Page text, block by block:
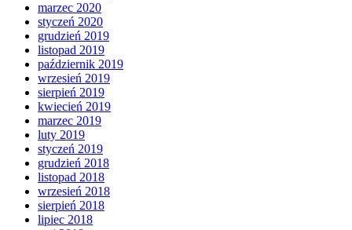
marzec 2020
styczeń 2020
grudzień 2019
listopad 2019
październik 2019
wrzesień 2019
sierpień 2019
kwiecień 2019
marzec 2019
luty 2019
styczeń 2019
grudzień 2018
listopad 2018
wrzesień 2018
sierpień 2018
lipiec 2018